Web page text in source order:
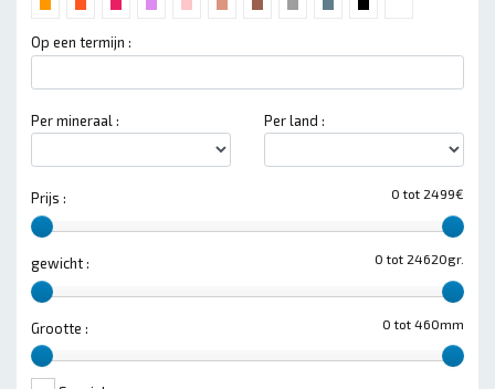
Op een termijn :
Per mineraal : Per land :
0 tot 2499€
Prijs :
0 tot 24620gr.
gewicht :
0 tot 460mm
Grootte :